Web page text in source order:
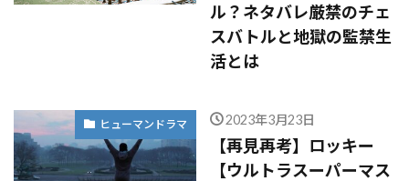
ル？ネタバレ厳禁のチェ
スバトルと地獄の監禁生
活とは
ヒューマンドラマ 2023年3月23日
【再見再考】ロッキー
【ウルトラスーパーマス